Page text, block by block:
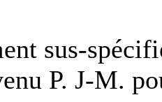
sus-
P. J-M.